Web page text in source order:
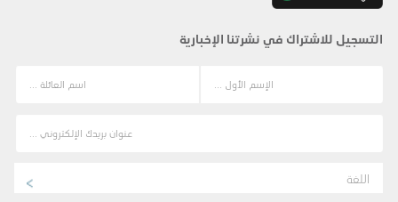
التسجيل للاشتراك في نشرتنا الإخبارية
اللغة